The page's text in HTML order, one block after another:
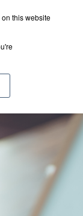
this website